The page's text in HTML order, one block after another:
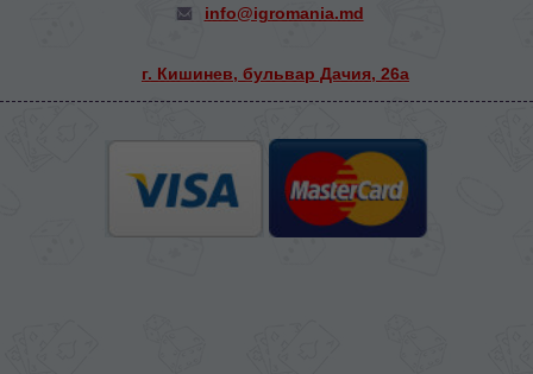
info@igromania.md
г. Кишинев, бульвар Дачия, 26а